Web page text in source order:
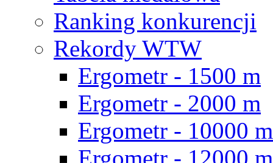
Ranking konkurencji
Rekordy WTW
Ergometr - 1500 m
Ergometr - 2000 m
Ergometr - 10000 m